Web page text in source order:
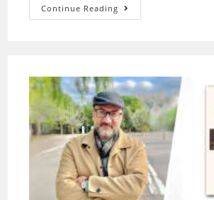
Continue Reading